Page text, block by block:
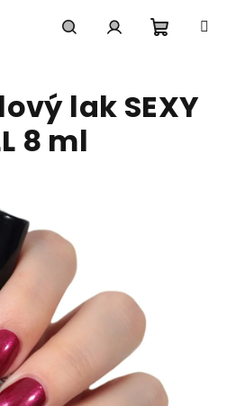
košík
lak SEXY
8 ml